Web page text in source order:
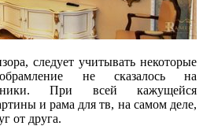
следует учитывать некоторые
не сказалось на
При всей кажущейся
и рама для тв, на самом деле,
от друга.